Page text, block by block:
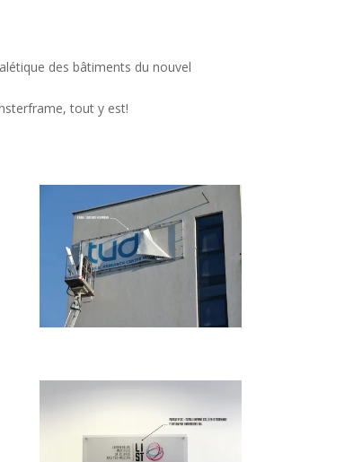
des bâtiments du nouvel
tout y est!